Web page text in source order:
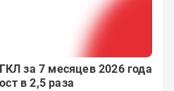
за 7 месяцев 2026 года
в 2,5 раза